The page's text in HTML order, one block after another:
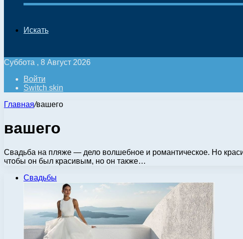
Искать
Суббота , 8 Август 2026
Войти
Switch skin
Главная/вашего
вашего
Свадьба на пляже — дело волшебное и романтическое. Но
чтобы он был красивым, но он также…
Свадьбы